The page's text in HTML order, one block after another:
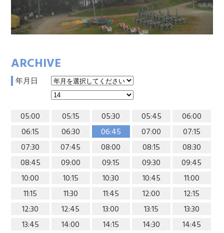
ARCHIVE
年月日
05:00 05:15 05:30 05:45
06:00
06:15
06:30 06:45 07:00
07:15
07:30
07:45 08:00 08:15
08:30
08:45
09:00 09:15 09:30
09:45
10:00
10:15 10:30 10:45
11:00
11:15
11:30 11:45 12:00
12:15
12:30
12:45 13:00 13:15
13:30
13:45
14:00 14:15 14:30
14:45